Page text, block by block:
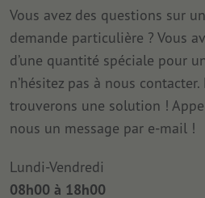
Vous avez des questions sur
demande particulière ? Vous
d’une quantité spéciale pour
n’hésitez pas à nous
trouverons une solution !
nous un message par e-mail !
Lundi-Vendredi
08h00 à 18h00